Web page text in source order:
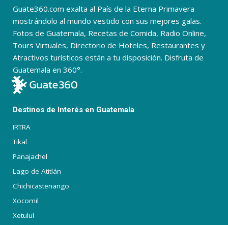
Guate360.com exalta al País de la Eterna Primavera
mostrándolo al mundo vestido con sus mejores galas.
Fotos de Guatemala, Recetas de Comida, Radio Online,
Tours Virtuales, Directorio de Hoteles, Restaurantes y
Atractivos turísticos están a tu disposición. Disfruta de
Guatemala en 360°.
Destinos de Interés en Guatemala
IRTRA
Tikal
Panajachel
Lago de Atitlán
Chichicastenango
Xocomil
Xetulul